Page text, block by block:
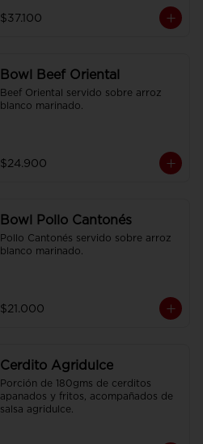
$37.100
Bowl Beef Oriental
Beef Oriental servido sobre arroz
blanco marinado.
$24.900
Bowl Pollo Cantonés
Pollo Cantonés servido sobre arroz
blanco marinado.
$21.000
Cerdito Agridulce
Porción de 180gms de cerditos
apanados y fritos, acompañados de
salsa agridulce.